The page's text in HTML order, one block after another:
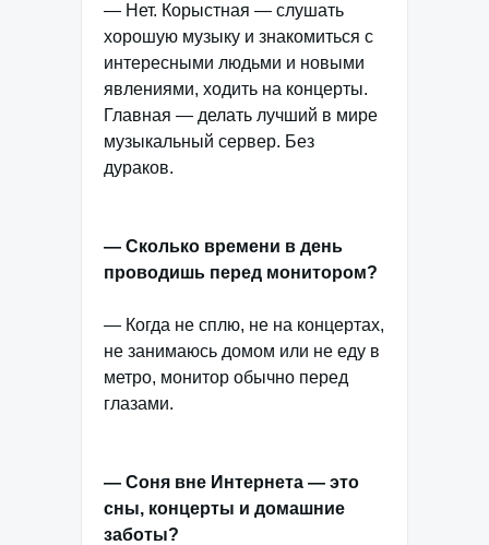
— Нет. Корыстная — слушать
хорошую музыку и знакомиться с
интересными людьми и новыми
явлениями, ходить на концерты.
Главная — делать лучший в мире
музыкальный сервер. Без
дураков.
— Сколько времени в день
проводишь перед монитором?
— Когда не сплю, не на концертах,
не занимаюсь домом или не еду в
метро, монитор обычно перед
глазами.
— Соня вне Интернета — это
сны, концерты и домашние
заботы?